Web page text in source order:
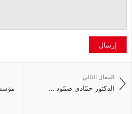
إرسال
المقال التالي
الدكتور حمّادي صمّود ...